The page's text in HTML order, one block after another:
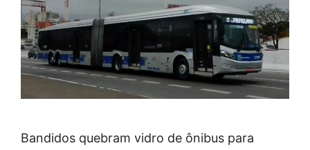
Bandidos quebram vidro de ônibus para